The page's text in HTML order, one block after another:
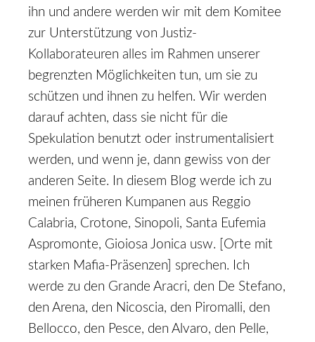
ihn und andere werden wir mit dem Komitee
zur Unterstützung von Justiz-
Kollaborateuren alles im Rahmen unserer
begrenzten Möglichkeiten tun, um sie zu
schützen und ihnen zu helfen. Wir werden
darauf achten, dass sie nicht für die
Spekulation benutzt oder instrumentalisiert
werden, und wenn je, dann gewiss von der
anderen Seite. In diesem Blog werde ich zu
meinen früheren Kumpanen aus Reggio
Calabria, Crotone, Sinopoli, Santa Eufemia
Aspromonte, Gioiosa Jonica usw. [Orte mit
starken Mafia-Präsenzen] sprechen. Ich
werde zu den Grande Aracri, den De Stefano,
den Arena, den Nicoscia, den Piromalli, den
Bellocco, den Pesce, den Alvaro, den Pelle,